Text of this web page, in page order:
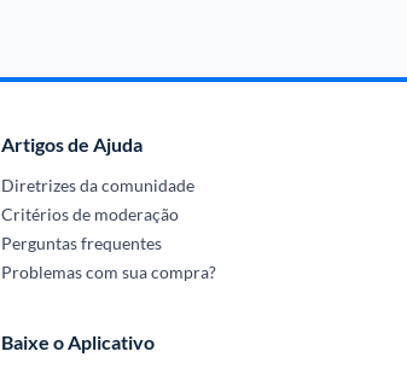
Artigos de Ajuda
Diretrizes da comunidade
Critérios de moderação
Perguntas frequentes
Problemas com sua compra?
Baixe o Aplicativo